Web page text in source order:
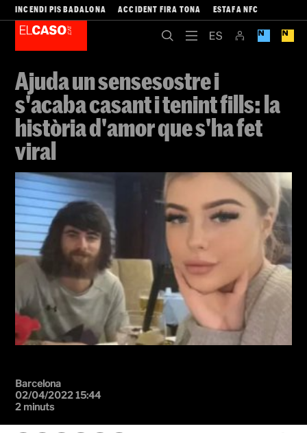
INCENDI PIS BADALONA ACCIDENT FIRA TONA ESTAFA NFC
Ajuda un sensesostre i
s'acaba casant i tenint fills: la
història d'amor que s'ha fet
viral
Barcelona
02/04/2022 15:44
2 minuts